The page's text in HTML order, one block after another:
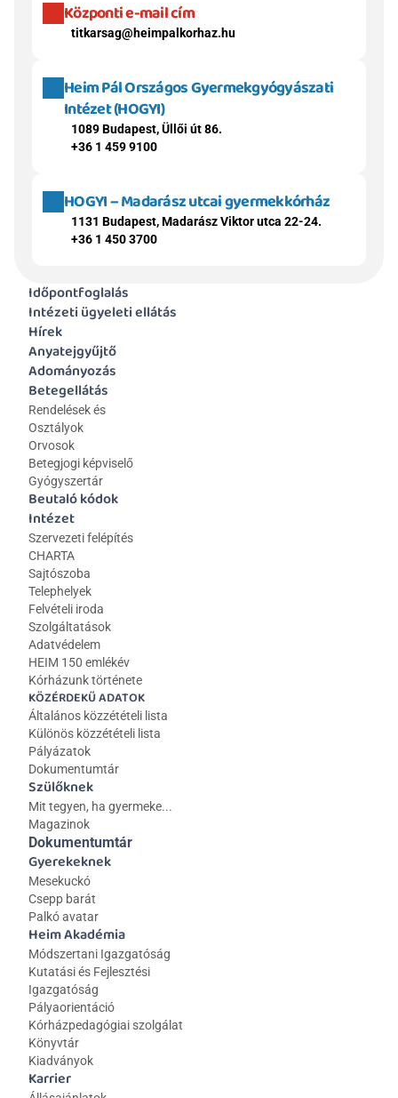
Központi e-mail cím
titkarsag@heimpalkorhaz.hu
Heim Pál Országos Gyermekgyógyászati
Intézet (HOGYI)
1089 Budapest, Üllői út 86.
+36 1 459 9100
HOGYI – Madarász utcai gyermekkórház
1131 Budapest, Madarász Viktor utca 22-24.
+36 1 450 3700
Időpontfoglalás
Intézeti ügyeleti ellátás
Hírek
Anyatejgyűjtő
Adományozás
Betegellátás
Rendelések és
Osztályok
Orvosok
Betegjogi képviselő
Gyógyszertár
Beutaló kódok
Intézet
Szervezeti felépítés
CHARTA
Sajtószoba
Telephelyek
Felvételi iroda
Szolgáltatások
Adatvédelem
HEIM 150 emlékév
Kórházunk története
KÖZÉRDEKŰ ADATOK
Általános közzétételi lista
Különös közzétételi lista
Pályázatok
Dokumentumtár
Szülőknek
Mit tegyen, ha gyermeke...
Magazinok
Gyerekeknek
Mesekuckó
Csepp barát
Palkó avatar
Heim Akadémia
Módszertani Igazgatóság
Kutatási és Fejlesztési
Igazgatóság
Pályaorientáció
Kórházpedagógiai szolgálat
Könyvtár
Kiadványok
Karrier
Dokumentumtár